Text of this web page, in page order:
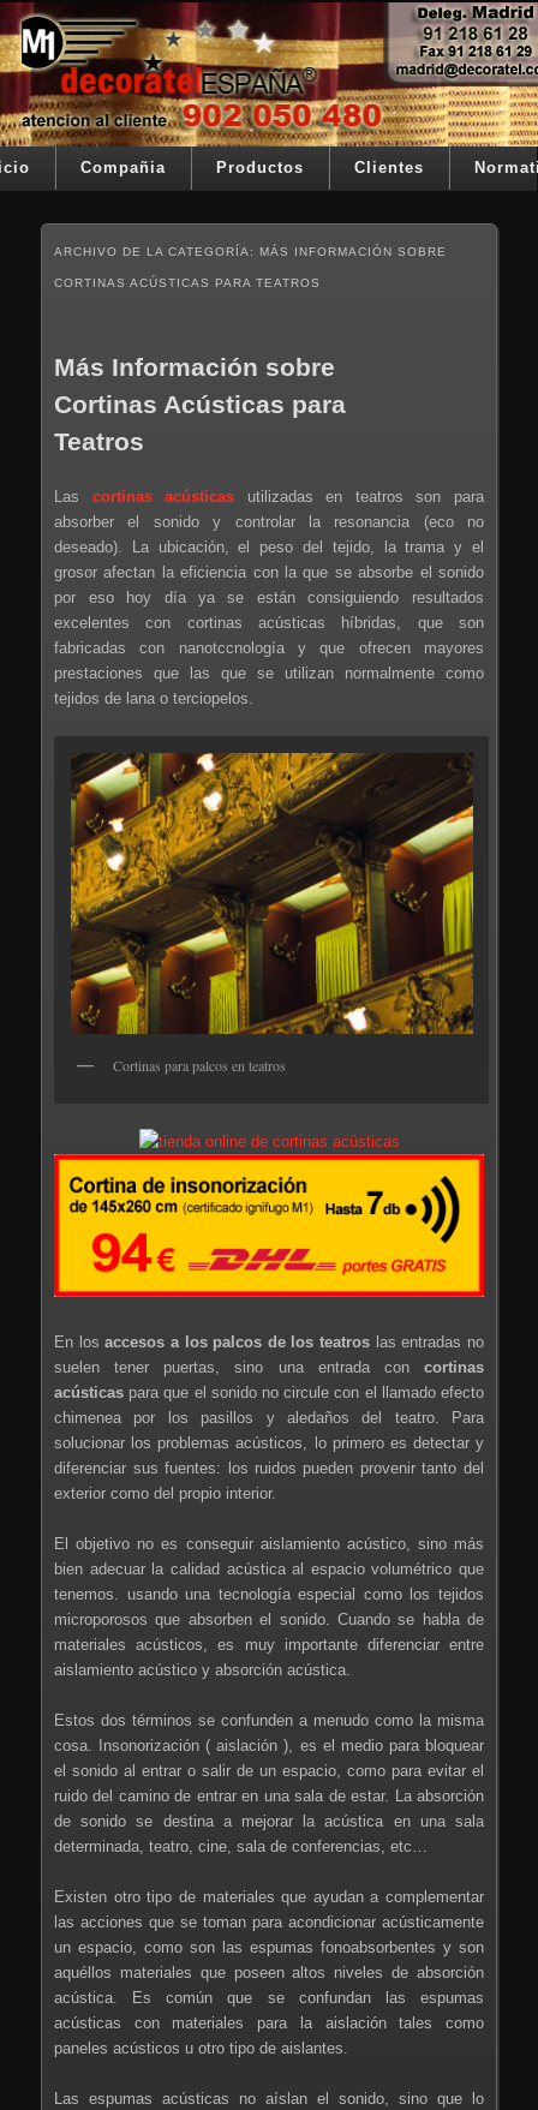
Ir al contenido principal
Ir al contenido secundario
Decoratel España
Su telon de teatro es nuestra razón de ser
Menú principalCompañia Productos Clientes
ARCHIVO DE LA CATEGORÍA: MÁS INFORMACIÓN SOBRE
CORTINAS ACÚSTICAS PARA TEATROS
Más Información sobre
Cortinas Acústicas para
Teatros
Las cortinas acústicas utilizadas en teatros son para
absorber el sonido y controlar la resonancia (eco no
deseado). La ubicación, el peso del tejido, la trama y el
grosor afectan la eficiencia con la que se absorbe el sonido
por eso hoy día ya se están consiguiendo resultados
excelentes con cortinas acústicas híbridas, que son
fabricadas con nanotccnología y que ofrecen mayores
prestaciones que las que se utilizan normalmente como
tejidos de lana o terciopelos.
Cortinas para palcos en teatros
En losaccesos a los palcos de los teatros las entradas no
suelen tener puertas, sino una entrada con cortinas
acústicas para que el sonido no circule con el llamado efecto
chimenea por los pasillos y aledaños del teatro. Para
solucionar los problemas acústicos, lo primero es detectar y
diferenciar sus fuentes: los ruidos pueden provenir tanto del
exterior como del propio interior.
El objetivo no es conseguir aislamiento acústico, sino más
bien adecuar la calidad acústica al espacio volumétrico que
tenemos. usando una tecnología especial como los tejidos
microporosos que absorben el sonido. Cuando se habla de
materiales acústicos, es muy importante diferenciar entre
aislamiento acústico y absorción acústica.
Estos dos términos se confunden a menudo como la misma
cosa. Insonorización ( aislación ), es el medio para bloquear
el sonido al entrar o salir de un espacio, como para evitar el
ruido del camino de entrar en una sala de estar. La absorción
de sonido se destina a mejorar la acústica en una sala
determinada, teatro, cine, sala de conferencias, etc…
Existen otro tipo de materiales que ayudan a complementar
las acciones que se toman para acondicionar acústicamente
un espacio, como son las espumas fonoabsorbentes y son
aquéllos materiales que poseen altos niveles de absorción
acústica. Es común que se confundan las espumas
acústicas con materiales para la aislación tales como
paneles acústicos u otro tipo de aislantes.
Las espumas acústicas no aíslan el sonido, sino que lo